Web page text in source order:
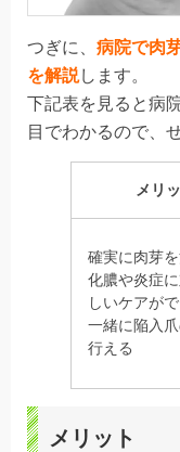
つぎに、 病院で肉
を解説します。
下記表を見ると病
目でわかるので、
メリ
確実に肉芽
化膿や炎症
しいケアが
一緒に陥入
行える
メリット